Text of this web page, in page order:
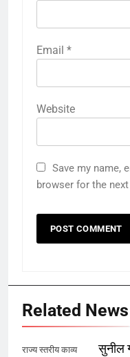
Email *
Website
Save my name,
browser for the
Related News
राज्य स्तरीय काव्य
सुनील